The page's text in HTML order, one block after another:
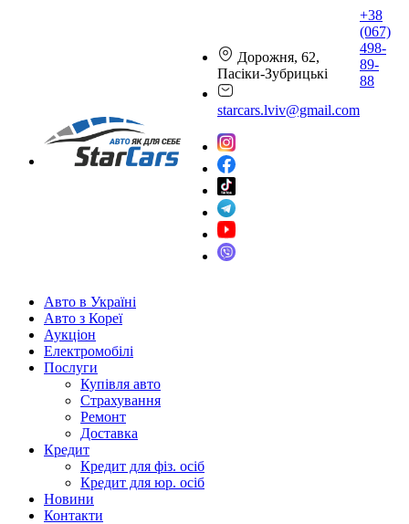
Дорожня, 62,
Пасіки-Зубрицькі
starcars.lviv@gmail.com
+38
(067)
498-
89-
88
Авто в Україні
Авто з Кореї
Аукціон
Електромобілі
Послуги
Купівля авто
Страхування
Ремонт
Доставка
Кредит
Кредит для фіз. осіб
Кредит для юр. осіб
Новини
Контакти